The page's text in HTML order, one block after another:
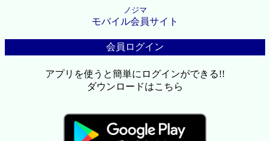
ノジマ
モバイル会員サイト
会員ログイン
アプリを使うと簡単にログインができる!!
ダウンロードはこちら